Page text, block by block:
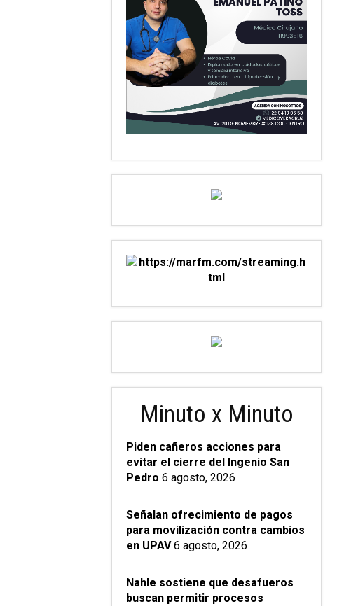
Minuto x Minuto
Piden cañeros acciones para
evitar el cierre del Ingenio San
Pedro 6 agosto, 2026
Señalan ofrecimiento de pagos
para movilización contra cambios
en UPAV 6 agosto, 2026
Nahle sostiene que desafueros
buscan permitir procesos